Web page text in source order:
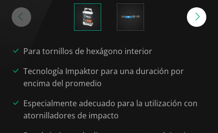
Para tornillos de hexágono interior
Tecnología Impaktor para una duración por
encima del promedio
Especialmente adecuado para la utilización con
atornilladores de impacto